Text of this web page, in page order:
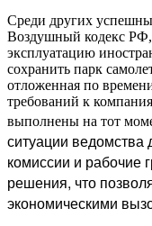
Среди других
Воздушный кодекс
эксплуатацию
сохранить парк
отложенная по
требований к
выполнены на тот
ситуации ведомства
комиссии и рабочие
решения, что
экономическими